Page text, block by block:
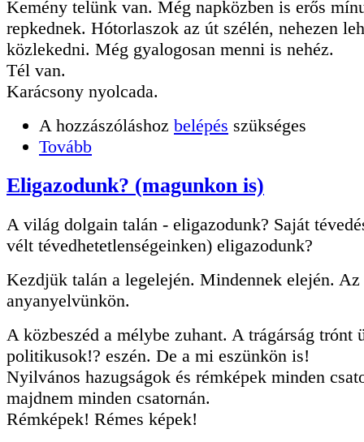
Kemény telünk van. Még napközben is erős
repkednek. Hótorlaszok az út szélén, nehezen
közlekedni. Még gyalogosan menni is nehéz.
Tél van.
Karácsony nyolcada.
A hozzászóláshoz belépés szükséges
Tovább
Eligazodunk? (magunkon is)
A világ dolgain talán - eligazodunk? Saját
vélt tévedhetetlenségeinken) eligazodunk?
Kezdjük talán a legelején. Mindennek elején. Az
anyanyelvünkön.
A közbeszéd a mélybe zuhant. A trágárság trónt
politikusok!? eszén. De a mi eszünkön is!
Nyilvános hazugságok és rémképek minden
majdnem minden csatornán.
Rémképek! Rémes képek!